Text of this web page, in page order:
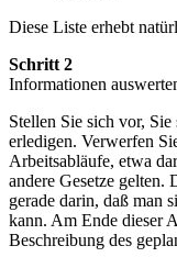
Diese Liste erhebt
Schritt 2
Informationen
Stellen Sie sich vor,
erledigen. Verwerfen
Arbeitsabläufe, etwa
andere Gesetze gelten.
gerade darin, daß man
kann. Am Ende dieser
Beschreibung des